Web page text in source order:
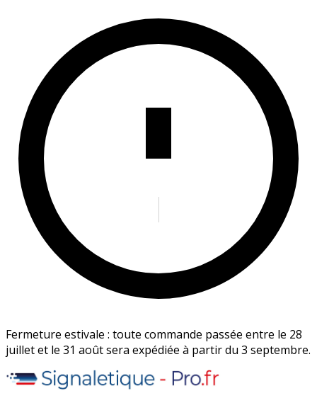
Fermeture estivale : toute commande passée entre le 28
juillet et le 31 août sera expédiée à partir du 3 septembre.